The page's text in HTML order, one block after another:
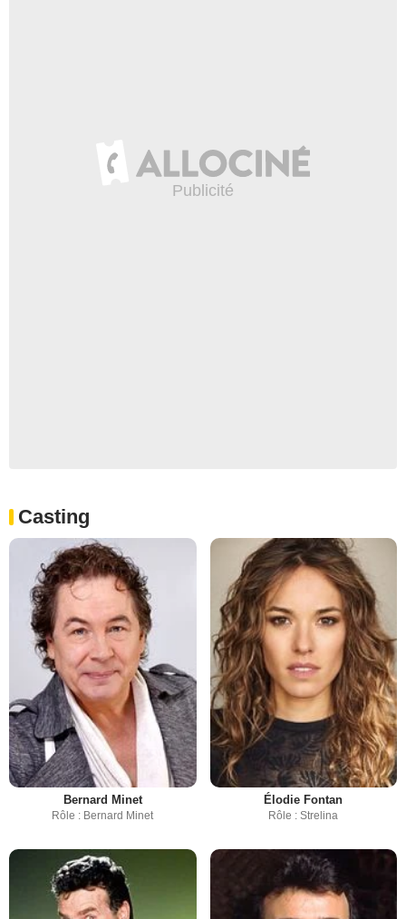
Casting
Bernard Minet
Rôle : Bernard Minet
Élodie Fontan
Rôle : Strelina